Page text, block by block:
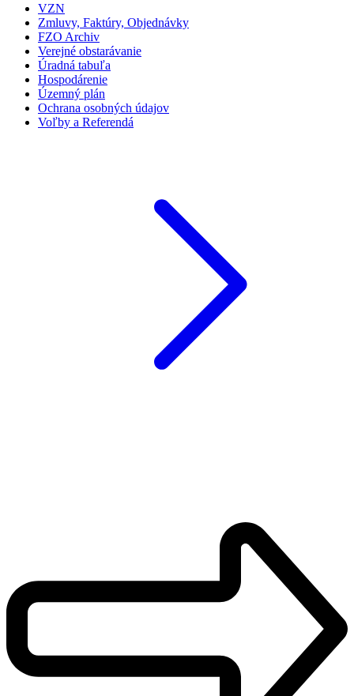
VZN
Zmluvy, Faktúry, Objednávky
FZO Archiv
Verejné obstarávanie
Úradná tabuľa
Hospodárenie
Územný plán
Ochrana osobných údajov
Voľby a Referendá